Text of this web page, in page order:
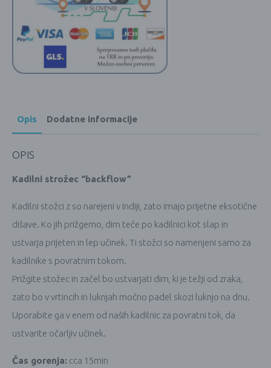
Opis Dodatne informacije
OPIS
Kadilni strožec “backflow”
Kadilni stožci z so narejeni v Indiji, zato imajo prijetne eksotične
dišave. Ko jih prižgemo, dim teče po kadilnici kot slap in
ustvarja prijeten in lep učinek. Ti stožci so namenjeni samo za
kadilnike s povratnim tokom.
Prižgite stožec in začel bo ustvarjati dim, ki je težji od zraka,
zato bo v vrtincih in luknjah močno padel skozi luknjo na dnu.
Uporabite ga v enem od naših kadilnic za povratni tok, da
ustvarite očarljiv učinek.
Čas gorenja: cca 15min